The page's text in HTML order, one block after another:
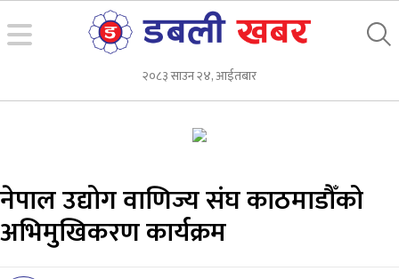
२०८३ साउन २४, आईतबार
नेपाल उद्योग वाणिज्य संघ काठमाडौँको
अभिमुखिकरण कार्यक्रम